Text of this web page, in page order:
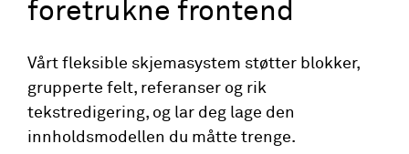
foretrukne frontend
Vårt fleksible skjemasystem støtter blokker,
grupperte felt, referanser og rik
tekstredigering, og lar deg lage den
innholdsmodellen du måtte trenge.